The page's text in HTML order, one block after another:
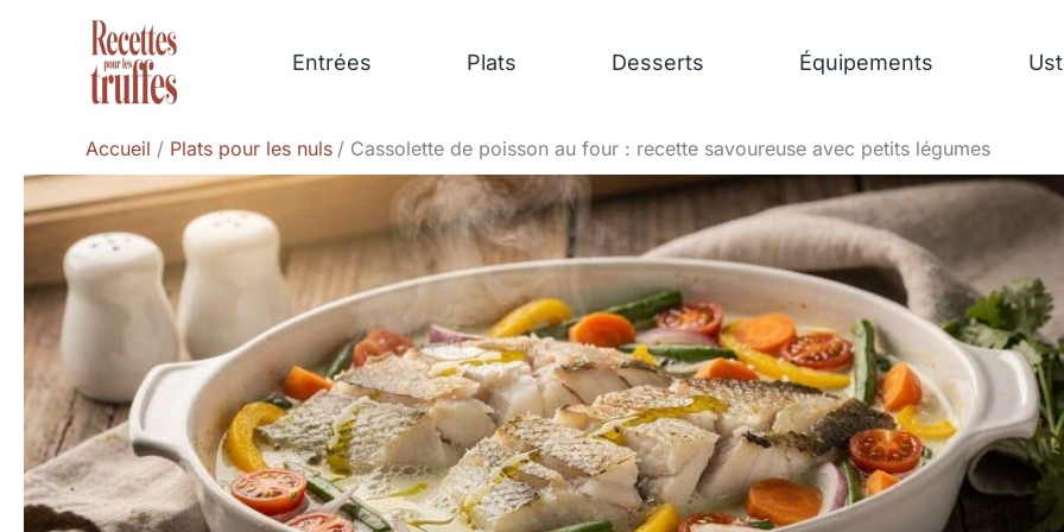
Entrées Plats Desserts Équipements
Accueil Plats pour les nuls Cassolette de poisson au four : recette savoureuse avec petits légumes